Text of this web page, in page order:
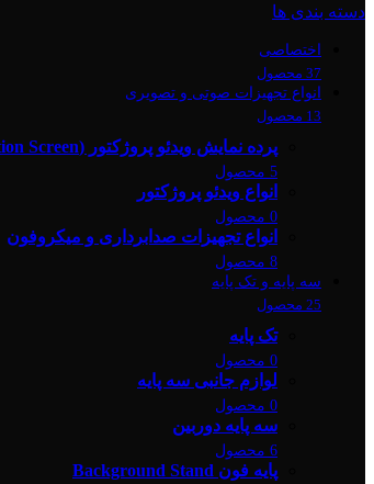
دسته بندی ها
اختصاصی
37 محصول
انواع تجهیزات صوتی و تصویری
13 محصول
پرده نمایش ویدئو پروژکتور (Projection Screen)
5 محصول
انواع ویدئو پروژکتور
0 محصول
انواع تجهیزات صدابرداری و میکروفون
8 محصول
سه پایه و تک پایه
25 محصول
تک پایه
0 محصول
لوازم جانبی سه پایه
0 محصول
سه پایه دوربین
6 محصول
پایه فون Background Stand